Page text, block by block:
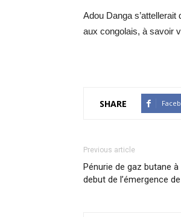
Adou Danga
aux congolais, à savoir
SHARE
Previous article
Pénurie de gaz butane
debut de l’émergence